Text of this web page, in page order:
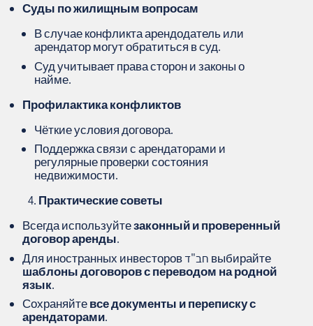
Суды по жилищным вопросам
В случае конфликта арендодатель или
арендатор могут обратиться в суд.
Суд учитывает права сторон и законы о
найме.
Профилактика конфликтов
Чёткие условия договора.
Поддержка связи с арендаторами и
регулярные проверки состояния
недвижимости.
Практические советы
Всегда используйтезаконный и проверенный
договор аренды.
Для иностранных инвесторов חב"ד выбирайте
шаблоны договоров с переводом на родной
язык.
Сохраняйтевсе документы и переписку с
арендаторами.